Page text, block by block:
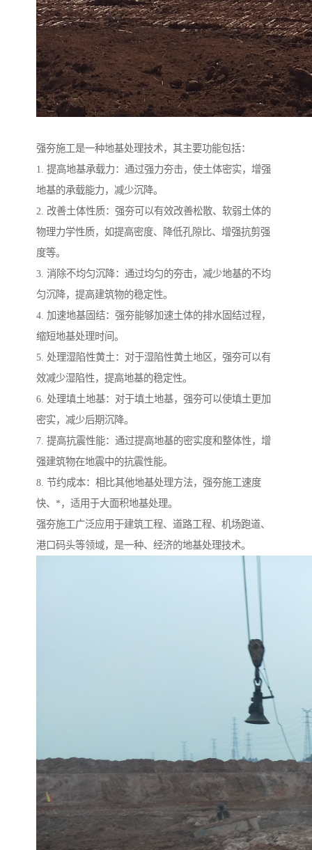
强夯施工是一种地基处理技术，其主要功能包括：
1. 提高地基承载力：通过强力夯击，使土体密实，增强
地基的承载能力，减少沉降。
2. 改善土体性质：强夯可以有效改善松散、软弱土体的
物理力学性质，如提高密度、降低孔隙比、增强抗剪强
度等。
3. 消除不均匀沉降：通过均匀的夯击，减少地基的不均
匀沉降，提高建筑物的稳定性。
4. 加速地基固结：强夯能够加速土体的排水固结过程，
缩短地基处理时间。
5. 处理湿陷性黄土：对于湿陷性黄土地区，强夯可以有
效减少湿陷性，提高地基的稳定性。
6. 处理填土地基：对于填土地基，强夯可以使填土更加
密实，减少后期沉降。
7. 提高抗震性能：通过提高地基的密实度和整体性，增
强建筑物在地震中的抗震性能。
8. 节约成本：相比其他地基处理方法，强夯施工速度
快、*，适用于大面积地基处理。
强夯施工广泛应用于建筑工程、道路工程、机场跑道、
港口码头等领域，是一种、经济的地基处理技术。